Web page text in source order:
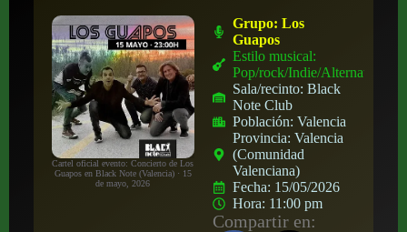
Cartel oficial evento: Concierto de Los
Guapos en Black Note (Valencia) · 15
de mayo, 2026
Grupo:Los
Guapos
Estilo musical:
Pop/rock/Indie/Alternativo
Sala/recinto:Black
Note Club
Población:Valencia
Provincia:Valencia
(Comunidad
Valenciana)
Fecha: 15/05/2026
Hora: 11:00 pm
Compartir en: